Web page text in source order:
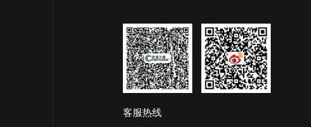
客服热线